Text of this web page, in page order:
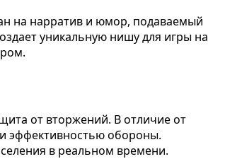
на нарратив и юмор, подаваемый
уникальную нишу для игры на
от вторжений. В отличие от
эффективностью обороны.
в реальном времени.